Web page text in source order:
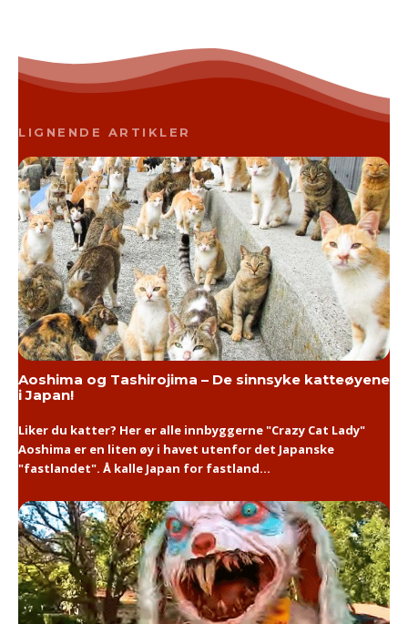
LIGNENDE ARTIKLER
Aoshima og Tashirojima – De sinnsyke katteøyene
i Japan!
Liker du katter? Her er alle innbyggerne "Crazy Cat Lady"
Aoshima er en liten øy i havet utenfor det Japanske
"fastlandet". Å kalle Japan for fastland...